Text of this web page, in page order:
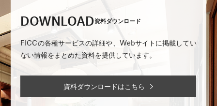
DOWNLOAD資料ダウンロード
FICCの各種サービスの詳細や、Webサイトに掲載してい
ない情報をまとめた資料を提供しています。
資料ダウンロードはこちら